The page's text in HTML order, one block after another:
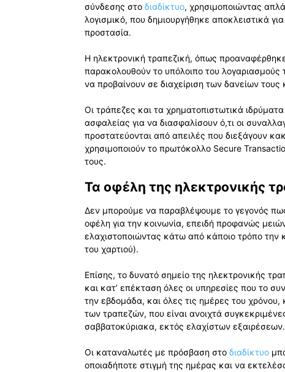
σύνδεσης στο διαδίκτυο, χρησιμοποιώντας
λογισμικό, που δημιουργήθηκε αποκλειστικά
προστασία.
Η ηλεκτρονική τραπεζική, όπως
παρακολουθούν το υπόλοιπο του
να προβαίνουν σε διαχείριση των δανείων
Οι τράπεζες και τα χρηματοπιστωτικά
ασφαλείας για να διασφαλίσουν ό,τι οι
προστατεύονται από απειλές που διεξάγουν
χρησιμοποιούν το πρωτόκολλο Secure
τους.
Τα οφέλη της ηλεκτρονικής
Δεν μπορούμε να παραβλέψουμε το γεγονός
οφέλη για την κοινωνία, επειδή προφανώς
ελαχιστοποιώντας κάτω από κάποιο τρόπο
του χαρτιού).
Επίσης, το δυνατό σημείο της ηλεκτρονικής
και κατ’ επέκταση όλες οι υπηρεσίες που το
την εβδομάδα, και όλες τις ημέρες του
των τραπεζών, που είναι ανοιχτά
σαββατοκύριακα, εκτός ελαχίστων εξαιρέσεων.
Οι καταναλωτές με πρόσβαση στο διαδίκτυο
οποιαδήποτε στιγμή της ημέρας και να